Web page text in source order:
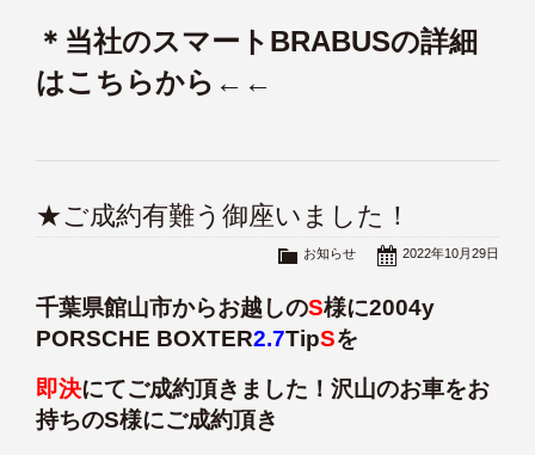
＊当社のスマートBRABUSの詳細
はこちらから←←
★ご成約有難う御座いました！
2022年10月29日
お知らせ
千葉県館山市からお越しのS様に2004y
PORSCHE BOXTER2.7TipSを
即決にてご成約頂きました！沢山のお車をお
持ちのS様にご成約頂き